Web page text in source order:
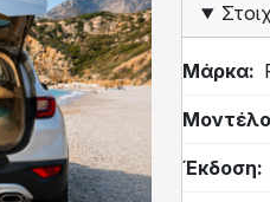
Μάρκα
Μοντέλο
Έκδοση